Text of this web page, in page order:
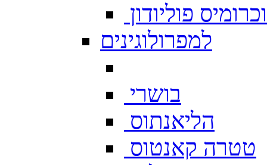
פוליודון
למפרולוגינים
בושרי
הליאנתוס
טטרה קאנטוס